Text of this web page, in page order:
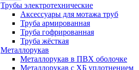
Трубы электротехнические
Аксессуары для мотажа труб
Труба армированная
Труба гофрированная
Труба жёсткая
Металлорукав
Металлорукав в ПВХ оболочке
Металлорукав с ХБ уплотнением